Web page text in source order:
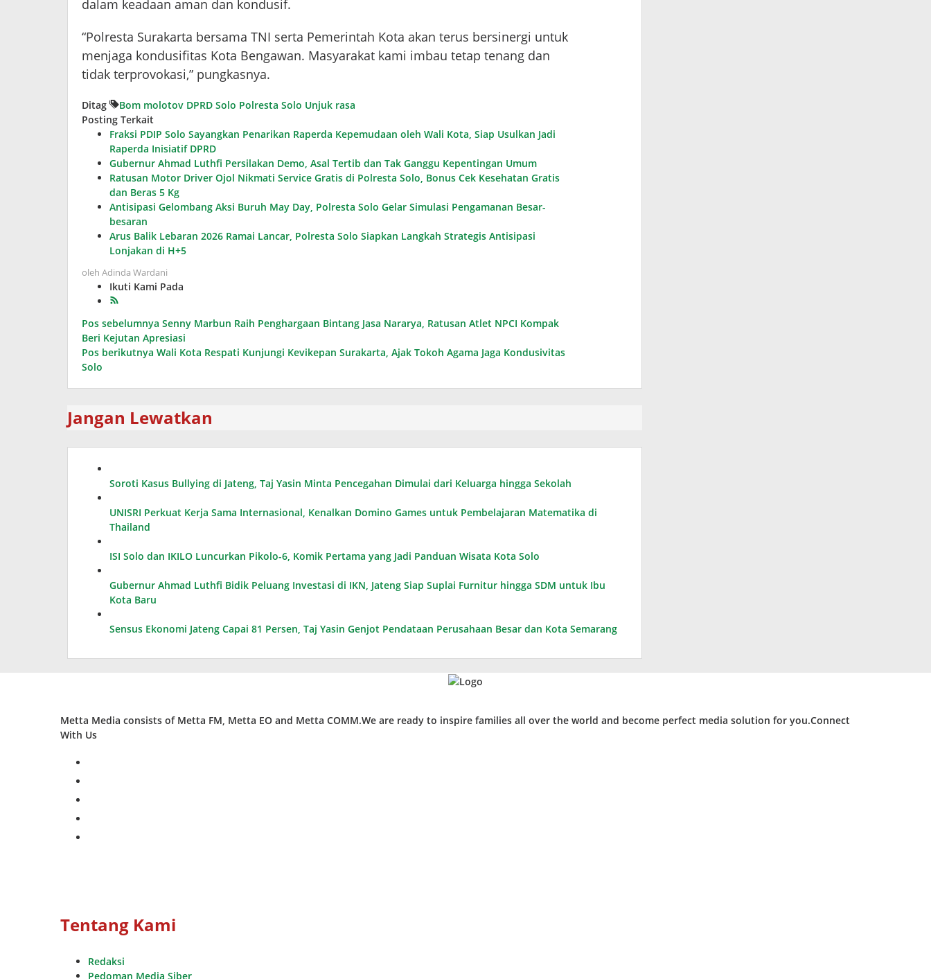
dalam keadaan aman dan kondusif.
“Polresta Surakarta bersama TNI serta Pemerintah Kota akan terus bersinergi untuk
menjaga kondusifitas Kota Bengawan. Masyarakat kami imbau tetap tenang dan
tidak terprovokasi,” pungkasnya.
Ditag Bom molotov DPRD Solo Polresta Solo Unjuk rasa
Posting Terkait
Fraksi PDIP Solo Sayangkan Penarikan Raperda Kepemudaan oleh Wali Kota, Siap Usulkan Jadi
Raperda Inisiatif DPRD
Gubernur Ahmad Luthfi Persilakan Demo, Asal Tertib dan Tak Ganggu Kepentingan Umum
Ratusan Motor Driver Ojol Nikmati Service Gratis di Polresta Solo, Bonus Cek Kesehatan Gratis
dan Beras 5 Kg
Antisipasi Gelombang Aksi Buruh May Day, Polresta Solo Gelar Simulasi Pengamanan Besar-
besaran
Arus Balik Lebaran 2026 Ramai Lancar, Polresta Solo Siapkan Langkah Strategis Antisipasi
Lonjakan di H+5
oleh Adinda Wardani
Ikuti Kami Pada
Navigasi
pos
Pos sebelumnya Senny Marbun Raih Penghargaan Bintang Jasa Nararya, Ratusan Atlet NPCI Kompak
Beri Kejutan Apresiasi
Pos berikutnya Wali Kota Respati Kunjungi Kevikepan Surakarta, Ajak Tokoh Agama Jaga Kondusivitas
Solo
Jangan Lewatkan
Soroti Kasus Bullying di Jateng, Taj Yasin Minta Pencegahan Dimulai dari Keluarga hingga Sekolah
UNISRI Perkuat Kerja Sama Internasional, Kenalkan Domino Games untuk Pembelajaran Matematika di
Thailand
ISI Solo dan IKILO Luncurkan Pikolo-6, Komik Pertama yang Jadi Panduan Wisata Kota Solo
Gubernur Ahmad Luthfi Bidik Peluang Investasi di IKN, Jateng Siap Suplai Furnitur hingga SDM untuk Ibu
Kota Baru
Sensus Ekonomi Jateng Capai 81 Persen, Taj Yasin Genjot Pendataan Perusahaan Besar dan Kota Semarang
Metta Media consists of Metta FM, Metta EO and Metta COMM.We are ready to inspire families all over the world and become perfect media solution for you.Connect
With Us
Tentang Kami
Redaksi
Pedoman Media Siber